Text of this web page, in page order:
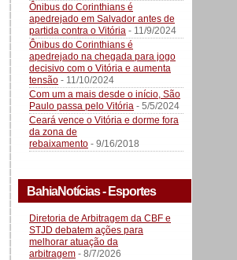
Ônibus do Corinthians é
apedrejado em Salvador antes de
partida contra o Vitória - 11/9/2024
Ônibus do Corinthians é
apedrejado na chegada para jogo
decisivo com o Vitória e aumenta
tensão - 11/10/2024
Com um a mais desde o início, São
Paulo passa pelo Vitória - 5/5/2024
Ceará vence o Vitória e dorme fora
da zona de
rebaixamento - 9/16/2018
BahiaNotícias - Esportes
Diretoria de Arbitragem da CBF e
STJD debatem ações para
melhorar atuação da
arbitragem - 8/7/2026